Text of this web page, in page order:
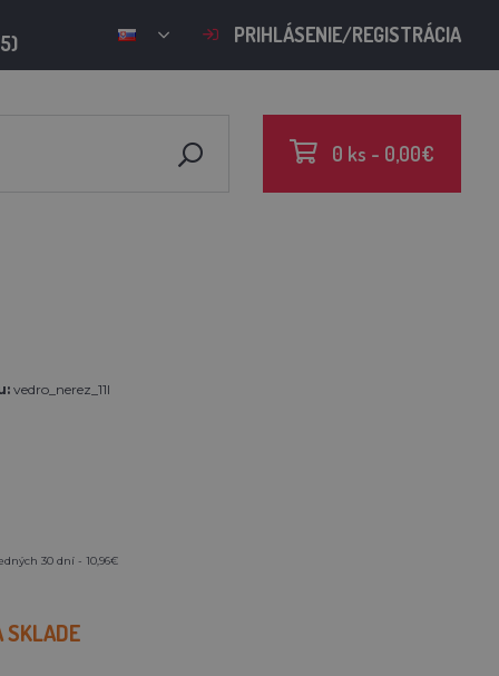
PRIHLÁSENIE/REGISTRÁCIA
0 ks - 0,00€
vedro_nerez_11l
30 dní - 10,96€
SKLADE